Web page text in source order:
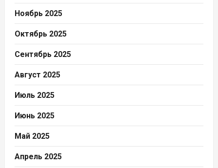
Ноябрь 2025
Октябрь 2025
Сентябрь 2025
Август 2025
Июль 2025
Июнь 2025
Май 2025
Апрель 2025